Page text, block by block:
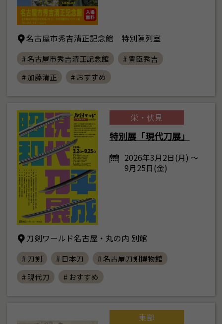
名古屋市秀吉清正記念館 特別陳列室
# 名古屋市秀吉清正記念館
# 豊臣秀吉
# 加藤清正
# おすすめ
栄・伏見
特別展「現代刀展」
2026年3月2日(月) ～
9月25日(金)
刀剣ワールド名古屋・丸の内 別館
# 刀剣 # 日本刀
# 名古屋刀剣博物館
# 現代刀
# おすすめ
東部